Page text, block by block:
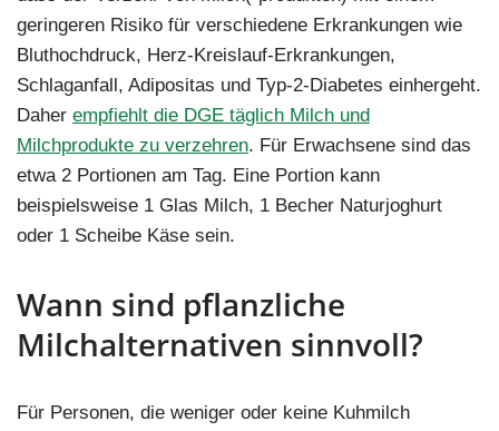
geringeren Risiko für verschiedene Erkrankungen wie
Bluthochdruck, Herz-Kreislauf-Erkrankungen,
Schlaganfall, Adipositas und Typ-2-Diabetes einhergeht.
Daher empfiehlt die DGE täglich Milch und
Milchprodukte zu verzehren. Für Erwachsene sind das
etwa 2 Portionen am Tag. Eine Portion kann
beispielsweise 1 Glas Milch, 1 Becher Naturjoghurt
oder 1 Scheibe Käse sein.
Wann sind pflanzliche
Milchalternativen sinnvoll?
Für Personen, die weniger oder keine Kuhmilch